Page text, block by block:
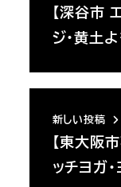
【深谷市
ジ・黄土
新しい投稿
【東大阪
ッチヨガ